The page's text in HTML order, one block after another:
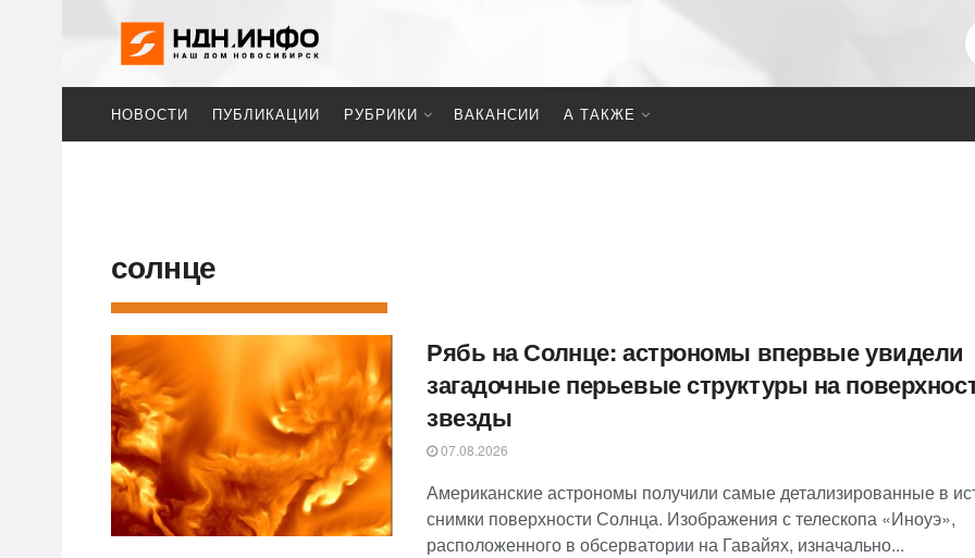
НОВОСТИ ПУБЛИКАЦИИ РУБРИКИ ВАКАНСИИ А ТАКЖЕ
солнце
Рябь на Солнце: астрономы впервые увидели
загадочные перьевые структуры на
звезды
07.08.2026
Американские астрономы получили самые детализированные в
снимки поверхности Солнца. Изображения с телескопа «Иноуэ»,
расположенного в обсерватории на Гавайях, изначально...